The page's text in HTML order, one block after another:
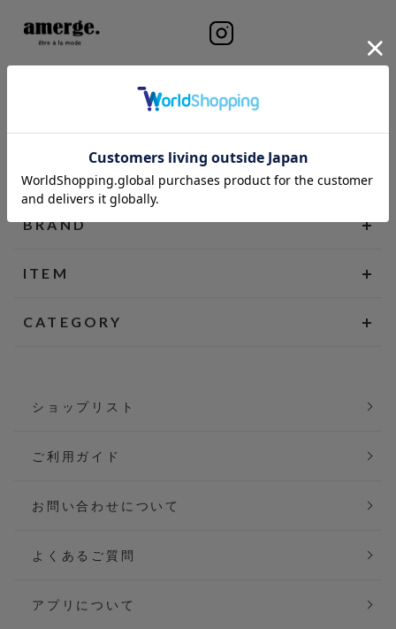
BRAND
ITEM
CATEGORY
ショップリスト
ご利用ガイド
お問い合わせについて
よくあるご質問
アプリについて